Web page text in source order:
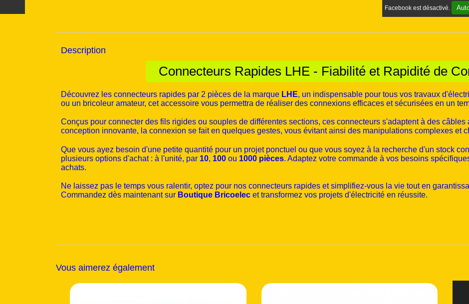
Facebook est désactivé.
Description
Connecteurs Rapides LHE - Fiabilité et Rapidité de
Découvrez les connecteurs rapides par 2 pièces de la marque LHE, un indispensable pour tous vos travaux
ou un bricoleur amateur, cet accessoire vous permettra de réaliser des connexions efficaces et sécurisées en un
Conçus pour connecter des fils rigides ou souples de différentes sections, ces connecteurs s'adaptent à des câbles
conception innovante, la connexion se fait en quelques gestes, vous évitant ainsi des manipulations complexes et
Que vous ayez besoin d'une petite quantité pour un projet ponctuel ou que vous soyez à la recherche d'un stock
plusieurs options d'achat : à l'unité, par 10, 100 ou 1000 pièces. Adaptez votre commande à vos besoins
achats.
Ne laissez pas le temps vous ralentir, optez pour nos connecteurs rapides et simplifiez-vous la vie tout en
Commandez dès maintenant sur Boutique Bricoelec et transformez vos projets d'électricité en réussite.
Vous aimerez également